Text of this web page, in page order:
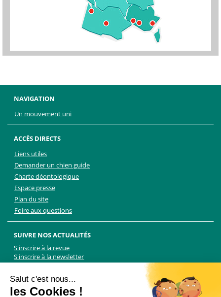
NAVIGATION
Un mouvement uni
ACCÈS DIRECTS
Liens utiles
Demander un chien guide
Charte déontologique
Espace presse
Plan du site
Foire aux questions
SUIVRE NOS ACTUALITÉS
S'inscrire à la revue
S'inscrire à la newsletter
TikTok
Salut c'est nous...
les Cookies !